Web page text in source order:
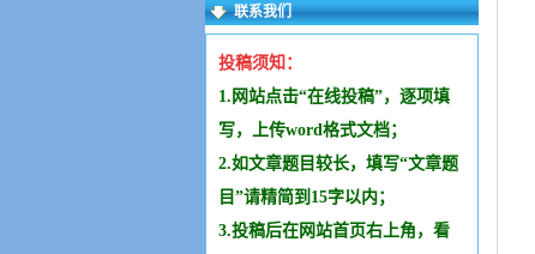
联系我们
投稿须知：
1.网站点击“在线投稿”，逐项填
写，上传word格式文档；
2.如文章题目较长，填写“文章题
目”请精简到15字以内；
3.投稿后在网站首页右上角，看